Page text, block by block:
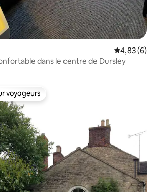
Note
4,83 (6)
dans le centre de Dursley
parmi les plus aimés
voyageurs